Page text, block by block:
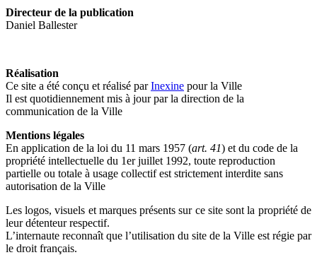
Directeur de la publication
Daniel Ballester
Réalisation
Ce site a été conçu et réalisé parInexine pour la Ville
Il est quotidiennement mis à jour par la direction de la
communication de la Ville
Mentions légales
En application de la loi du 11 mars 1957 (art. 41) et du code de la
propriété intellectuelle du 1er juillet 1992, toute reproduction
partielle ou totale à usage collectif est strictement interdite sans
autorisation de la Ville
Les logos, visuels et marques présents sur ce site sont la propriété de
leur détenteur respectif.
L’internaute reconnaît que l’utilisation du site de la Ville est régie par
le droit français.